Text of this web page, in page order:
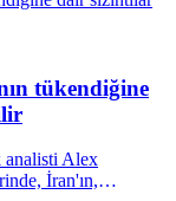
tükendiğine
Alex
İran'ın,